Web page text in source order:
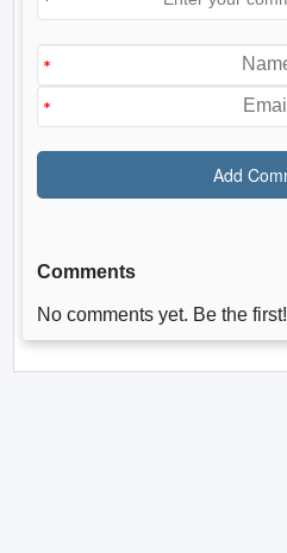
Comments
No comments yet. Be the first!